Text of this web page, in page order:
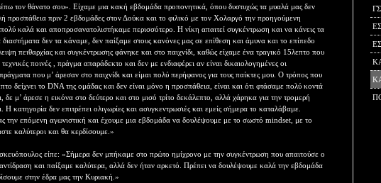
τον θάνατο σου». Είχαμε μια κακή εβδομάδα προπονητικά, όπου δυστυχώς τα μυαλά μας δεν
προσπάθεια πριν 2 εβδομάδες στον Δούκα και το φιλικό με τον Χολαργό την προηγούμενη
καλά και αποπροσανατολιστήκαμε περισσότερο. Η νίκη απαιτεί συγκέντρωση και να κάνεις τα
δεν τα κάναμε, δεν παίξαμε στους κανόνες μας σε επίθεση και άμυνα και το επίπεδο
πειθαρχίας και συγκέντρωσης φάνηκε και στο παιχνίδι, καθώς είχαμε ένα τραγικό 15λεπτο που
ποινές , πράγμα απαράδεκτο και δεν με ενδιαφέρει αν είναι δικαιολογημένες οι
που μ’ άρεσαν στο παιχνίδι και είμαι πολύ περήφανος για τους παίκτες μου. Ο τρόπος που
δείχνει το DNA της ομάδας και δεν είναι μόνο η προσπάθεια, είναι και ότι φτάσαμε πολύ κοντά
δε μ’ άρεσε η εικόνα στο δεύτερο και στο μισό τρίτο δεκάλεπτο, αλλά χάρηκα για την τρομερή
κατηγορία δεν επιτρέπει ολιγωρίες και ασυγκεντρωσιές και εμείς σήμερα το καταλάβαμε.
την επόμενη αγωνιστική και έχουμε μια εβδομάδα να δουλέψουμε με το σωστό mindset, με το
καλύτεροι και θα κερδίσουμε.»
είπε: «Σήμερα δεν μπήκαμε στο πρώτο ημίχρονο με την συγκέντρωση που απαιτούσε ο
και παίξαμε καλύτερα, αλλά δεν ήταν αρκετό. Πρέπει να δουλέψουμε καλά την εβδομάδα
στην έδρα μας την Κυριακή.»